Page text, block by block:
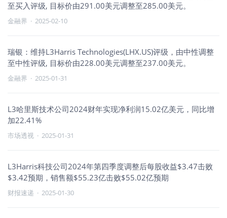
至买入评级, 目标价由291.00美元调整至285.00美元。
金融界 · 2025-02-10
瑞银：维持L3Harris Technologies(LHX.US)评级，由中性调整
至中性评级, 目标价由228.00美元调整至237.00美元。
金融界 · 2025-01-31
L3哈里斯技术公司2024财年实现净利润15.02亿美元，同比增
加22.41%
市场透视 · 2025-01-31
L3Harris科技公司2024年第四季度调整后每股收益$3.47击败
$3.42预期，销售额$55.23亿击败$55.02亿预期
财报速递 · 2025-01-30